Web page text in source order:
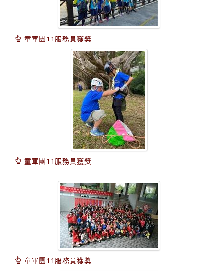
童軍團11服務員獲獎
童軍團11服務員獲獎
童軍團11服務員獲獎